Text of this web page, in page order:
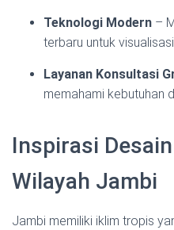
Teknologi Modern –
terbaru untuk
Layanan Konsultasi
memahami kebutuhan
Inspirasi
Wilayah Jambi
Jambi memiliki iklim tropis